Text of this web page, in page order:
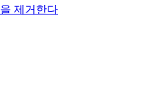
제거한다